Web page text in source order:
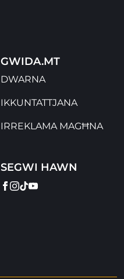
GWIDA.MT
DWARNA
IKKUNTATTJANA
IRREKLAMA MAGĦNA
SEGWI HAWN
FACEBOOK
INSTAGRAM
TIKTOK
YOUTUBE